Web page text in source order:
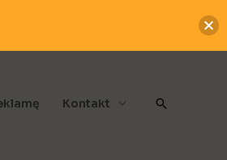
Kontakt Szukaj